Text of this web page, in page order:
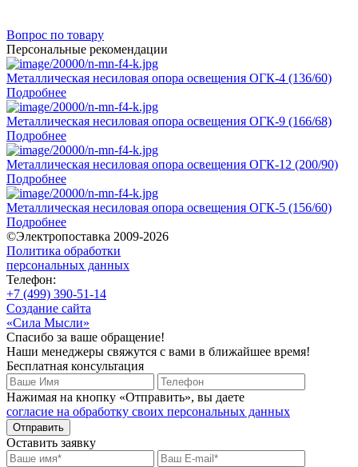
Вопрос по товару
Персональные рекомендации
Металлическая несиловая опора освещения ОГК-4 (136/60)
Подробнее
Металлическая несиловая опора освещения ОГК-9 (166/68)
Подробнее
Металлическая несиловая опора освещения ОГК-12 (200/90)
Подробнее
Металлическая несиловая опора освещения ОГК-5 (156/60)
Подробнее
©Электропоставка 2009-2026
Политика обработки
персональных данных
Телефон:
+7 (499) 390-51-14
Создание сайта
«Сила Мысли»
Спасибо за ваше обращение!
Наши менеджеры свяжутся с вами в ближайшее время!
Бесплатная консультация
Нажимая на кнопку «Отправить», вы даете
согласие на обработку своих персональных данных
Отправить
Оставить заявку